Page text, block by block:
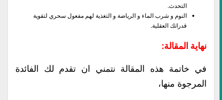
التحدث.
النوم و شرب الماء و الرياضة و التغذية لهم مفعول سحري لتقوية
قدراتك العقلية.
نهاية المقالة:
في خاتمة هذه المقالة نتمني ان تقدم لك الفائدة
المرجوة منها،